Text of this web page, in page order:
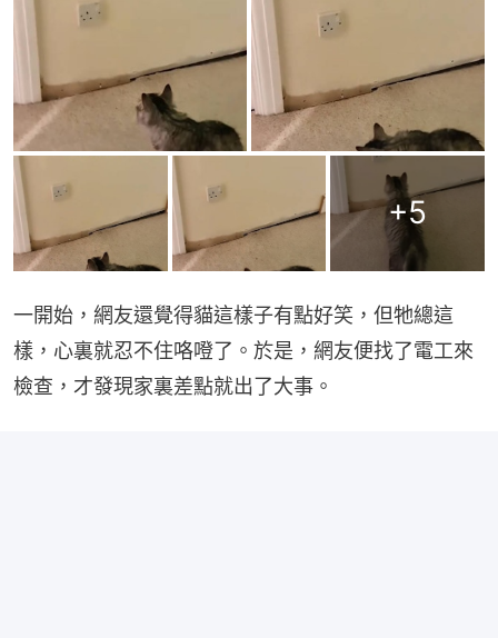
+5
一開始，網友還覺得貓這樣子有點好笑，但牠總這
樣，心裏就忍不住咯噔了。於是，網友便找了電工來
檢查，才發現家裏差點就出了大事。